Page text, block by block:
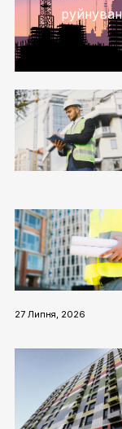
27 Липня, 2026